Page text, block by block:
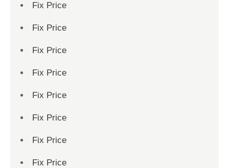
Fix Price
Fix Price
Fix Price
Fix Price
Fix Price
Fix Price
Fix Price
Fix Price